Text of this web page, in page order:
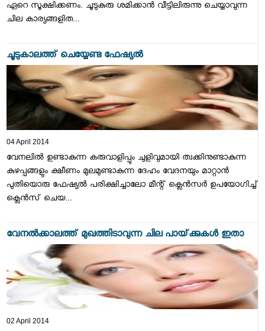
ഏറെ സൂക്ഷിക്കണം. ചൂടുകുരു ശമിക്കാന്‍ വീട്ടിലിരുന്നു ചെയ്യാവുന്ന
ചില കാര്യങ്ങളിത...
ചൂടുകാലത്ത്‌ ചെയ്യേണ്ട ഫേഷ്യല്‍
04 April 2014
വേനലില്‍ ഉണ്ടാകുന്ന കരുവാളിപ്പും ചുളിവുമായി ത്വക്കിനുണ്ടാകുന്ന
കുഴപ്പങ്ങളും ക്ഷീണം മുലമുണ്ടാകുന്ന ദേഹം വേദനയും മാറ്റാന്‍
പുതിയൊരു ഫേഷ്യല്‍ പരിക്ഷിച്ചാലോ മീന്റ്‌ ക്ലെന്‍സര്‍ ഉപയോഗിച്ച്‌
ക്ലെന്‍സ്‌ ചെയ...
വേനല്‍ക്കാലത്ത്‌ മുഖത്തിടാവുന്ന ചില പായ്‌ക്കുകള്‍ ഇതാ
02 April 2014